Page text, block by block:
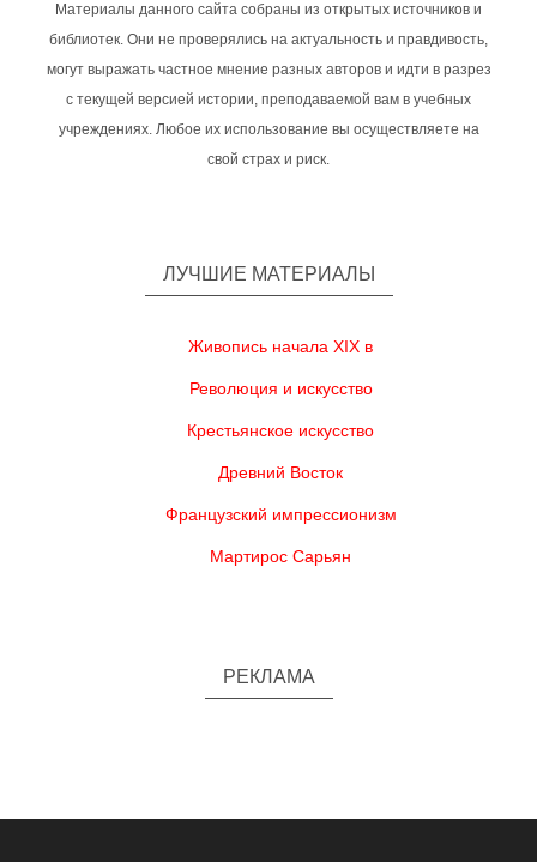
Материалы данного сайта собраны из открытых источников и
библиотек. Они не проверялись на актуальность и правдивость,
могут выражать частное мнение разных авторов и идти в разрез
с текущей версией истории, преподаваемой вам в учебных
учреждениях. Любое их использование вы осуществляете на
свой страх и риск.
ЛУЧШИЕ МАТЕРИАЛЫ
Живопись начала XIX в
Революция и искусство
Крестьянское искусство
Древний Восток
Французский импрессионизм
Мартирос Сарьян
РЕКЛАМА